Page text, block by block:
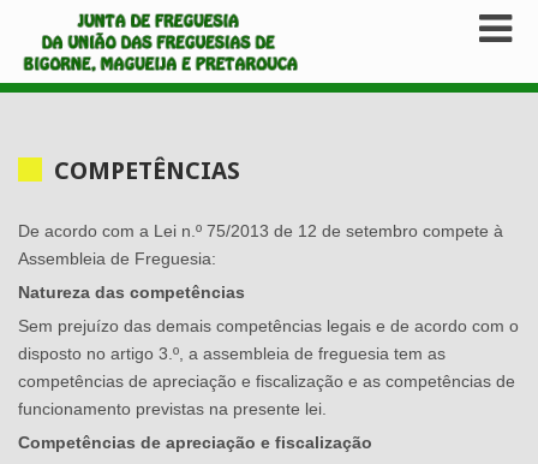
COMPETÊNCIAS
De acordo com a Lei n.º 75/2013 de 12 de setembro compete à
Assembleia de Freguesia:
Natureza das competências
Sem prejuízo das demais competências legais e de acordo com o
disposto no artigo 3.º, a assembleia de freguesia tem as
competências de apreciação e fiscalização e as competências de
funcionamento previstas na presente lei.
Competências de apreciação e fiscalização